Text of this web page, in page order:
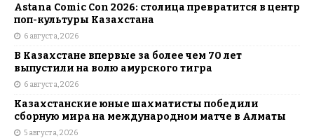
Astana Comic Con 2026: столица превратится в центр
поп-культуры Казахстана
6 августа, 2026
В Казахстане впервые за более чем 70 лет
выпустили на волю амурского тигра
6 августа, 2026
Казахстанские юные шахматисты победили
сборную мира на международном матче в Алматы
5 августа, 2026